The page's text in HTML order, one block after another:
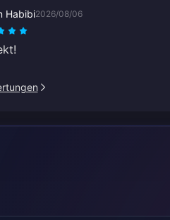
Habibi2026/08/06